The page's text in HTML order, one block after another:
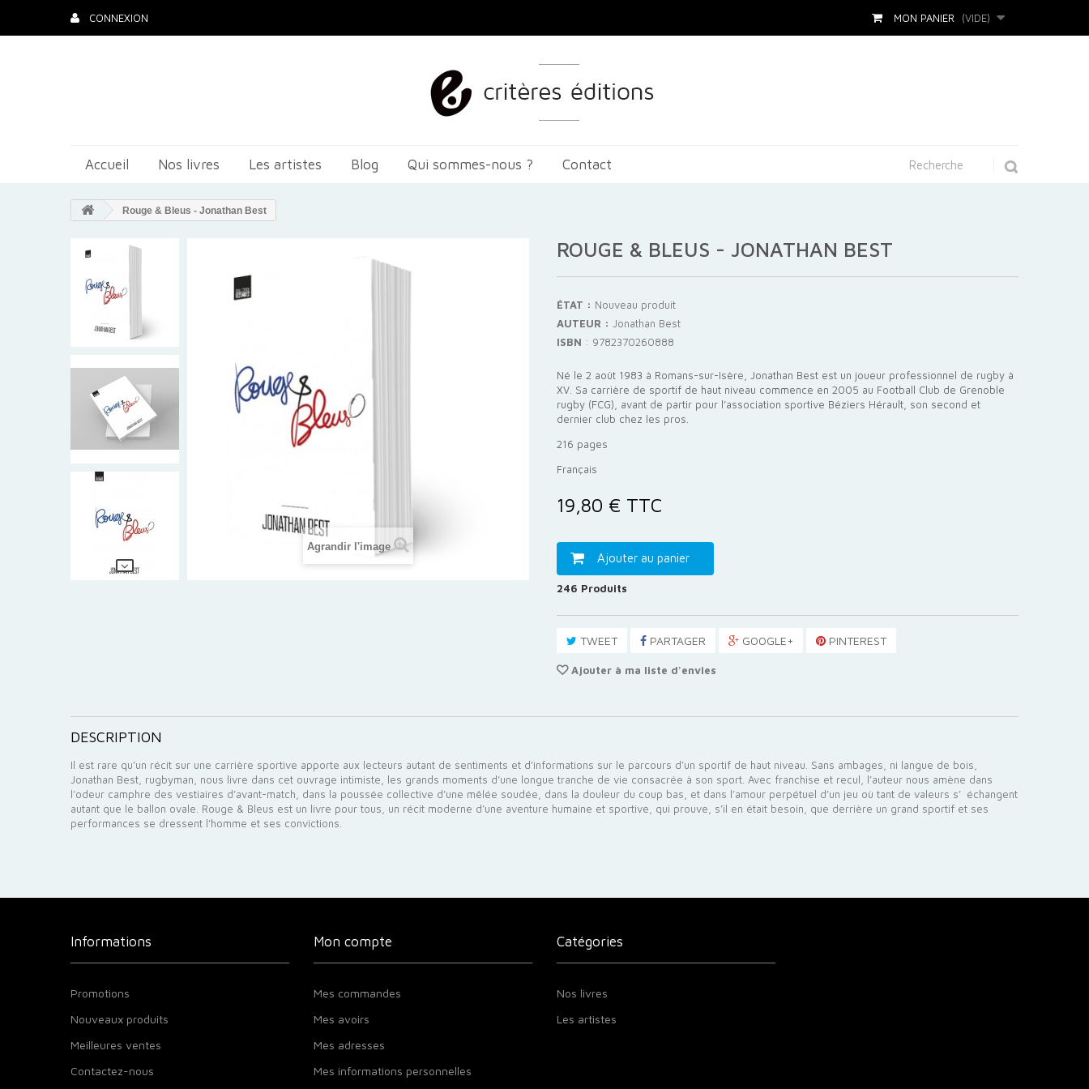
CONNEXION MON PANIER (VIDE)
Accueil Nos livres Les artistes Blog Qui sommes-nous ? Contact
Rouge & Bleus - Jonathan Best
Agrandir l'image
ROUGE & BLEUS - JONATHAN BEST
ÉTAT : Nouveau produit
AUTEUR : Jonathan Best
ISBN : 9782370260888
Né le 2 août 1983 à Romans-sur-Isère, Jonathan Best est un joueur professionnel de rugby à
XV. Sa carrière de sportif de haut niveau commence en 2005 au Football Club de Grenoble
rugby (FCG), avant de partir pour l’association sportive Béziers Hérault, son second et
dernier club chez les pros.
216 pages
Français
19,80 € TTC
Ajouter au panier
246 Produits
TWEET PARTAGER GOOGLE+ PINTEREST
Ajouter à ma liste d'envies
DESCRIPTION
Il est rare qu’un récit sur une carrière sportive apporte aux lecteurs autant de sentiments et d’informations sur le parcours d’un sportif de haut niveau. Sans ambages, ni langue de bois,
Jonathan Best, rugbyman, nous livre dans cet ouvrage intimiste, les grands moments d’une longue tranche de vie consacrée à son sport. Avec franchise et recul, l’auteur nous amène dans
l’odeur camphre des vestiaires d’avant-match, dans la poussée collective d’une mêlée soudée, dans la douleur du coup bas, et dans l’amour perpétuel d’un jeu où tant de valeurs s’ échangent
autant que le ballon ovale. Rouge & Bleus est un livre pour tous, un récit moderne d’une aventure humaine et sportive, qui prouve, s’il en était besoin, que derrière un grand sportif et ses
performances se dressent l’homme et ses convictions.
Informations
Promotions
Nouveaux produits
Meilleures ventes
Contactez-nous
Mon compte
Mes commandes
Mes avoirs
Mes adresses
Mes informations personnelles
Catégories
Nos livres
Les artistes